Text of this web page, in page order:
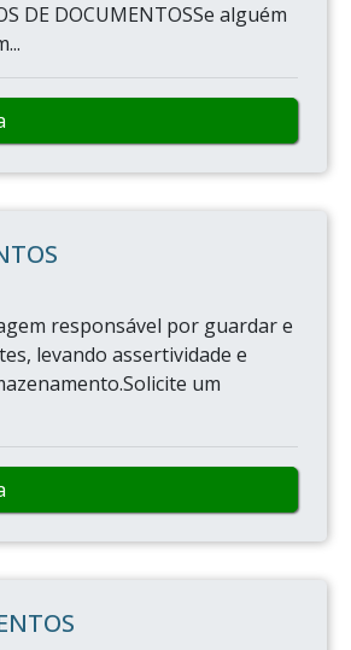
DE DOCUMENTOSSe alguém
responsável por guardar e
levando assertividade e
um